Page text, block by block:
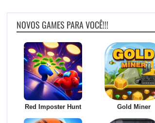
NOVOS GAMES PARA VOCÊ!!!
Red Imposter Hunt Gold Miner